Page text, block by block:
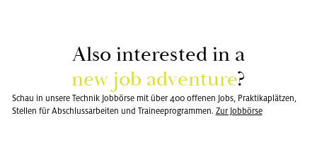
Also in­te­rested in a
new job ad­ven­ture?
Schau in unsere Technik Jobbörse mit über 400 offenen Jobs, Praktikaplätzen,
Stellen für Abschlussarbeiten und Traineeprogrammen. Zur Job­bör­se